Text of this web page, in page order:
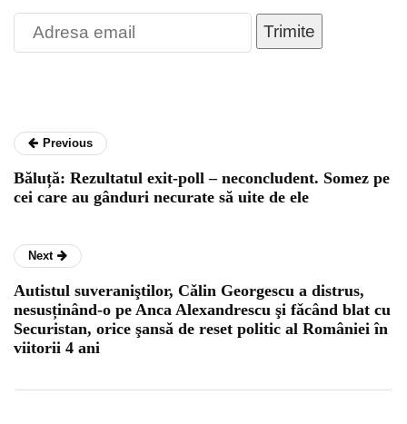
Trimite
Previous
Băluță: Rezultatul exit-poll – neconcludent. Somez pe
cei care au gânduri necurate să uite de ele
Next
Autistul suveraniştilor, Cǎlin Georgescu a distrus,
nesusținând-o pe Anca Alexandrescu şi fǎcând blat cu
Securistan, orice şansǎ de reset politic al României în
viitorii 4 ani